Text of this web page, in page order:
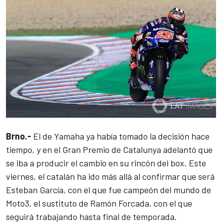
Brno.- El de Yamaha ya había tomado la decisión hace
tiempo, y en el Gran Premio de Catalunya adelantó que
se iba a producir el cambio en su rincón del box. Este
viernes, el catalán ha ido más allá al confirmar que será
Esteban García, con el que fue campeón del mundo de
Moto3, el sustituto de Ramón Forcada, con el que
seguirá trabajando hasta final de temporada.